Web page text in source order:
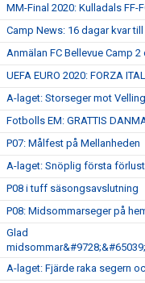
MM-Final 2020: Kulladals FF-
Camp News: 16 dagar kvar
Anmälan FC Bellevue Camp
UEFA EURO 2020: FORZA
A-laget: Storseger mot
Fotbolls EM: GRATTIS
P07: Målfest på Mellanheden
A-laget: Snöplig första förlust
P08 i tuff säsongsavslutning
P08: Midsommarseger på
Glad
A-laget: Fjärde raka segern